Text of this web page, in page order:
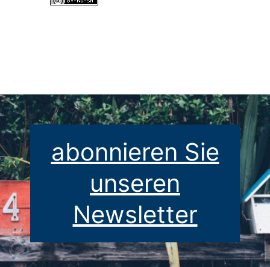
abonnieren Sie
unseren
Newsletter